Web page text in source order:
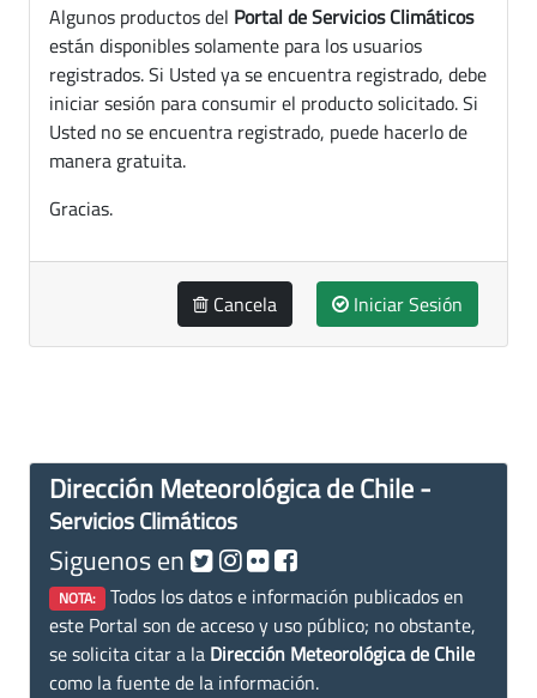
Algunos productos del Portal de Servicios Climáticos
están disponibles solamente para los usuarios
registrados. Si Usted ya se encuentra registrado, debe
iniciar sesión para consumir el producto solicitado. Si
Usted no se encuentra registrado, puede hacerlo de
manera gratuita.
Gracias.
Cancela Iniciar Sesión
Dirección Meteorológica de Chile -
Servicios Climáticos
Siguenos en
NOTA: Todos los datos e información publicados en
este Portal son de acceso y uso público; no obstante,
se solicita citar a la Dirección Meteorológica de Chile
como la fuente de la información.